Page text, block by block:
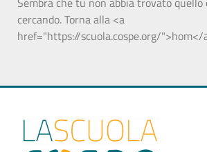
cercando. Torna alla <a
href="https://scuola.cospe.org/">hom</